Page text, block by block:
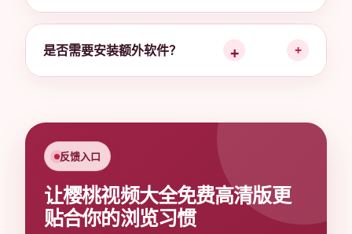
是否需要安装额外软件？ +
反馈入口
让樱桃视频大全免费高清版更
贴合你的浏览习惯